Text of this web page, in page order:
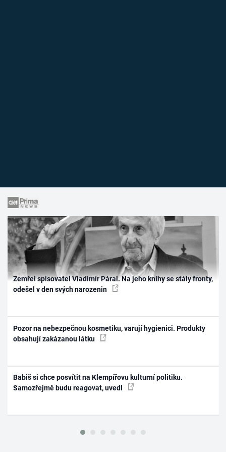
Zemřel spisovatel Vladimír Páral. Na jeho knihy se stály fronty,
odešel v den svých narozenin
Pozor na nebezpečnou kosmetiku, varují hygienici. Produkty
obsahují zakázanou látku
Babiš si chce posvítit na Klempířovu kulturní politiku.
Samozřejmě budu reagovat, uvedl